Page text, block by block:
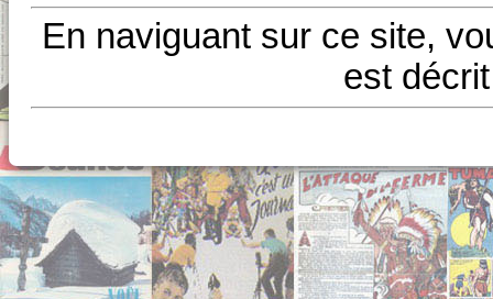
En naviguant sur ce site,
est